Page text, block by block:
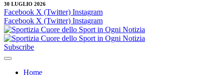
30 LUGLIO 2026
Facebook X (Twitter) Instagram
Facebook X (Twitter) Instagram
Subscribe
Home